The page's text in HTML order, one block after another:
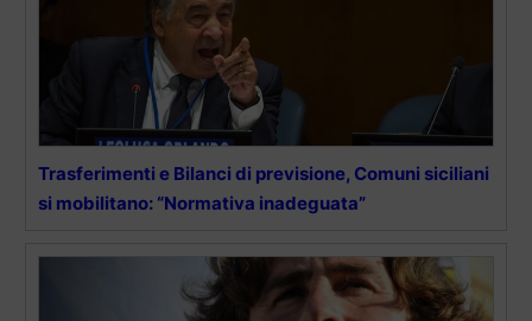
Trasferimenti e Bilanci di previsione, Comuni siciliani
si mobilitano: “Normativa inadeguata”